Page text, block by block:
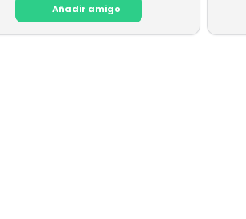
Añadir amigo